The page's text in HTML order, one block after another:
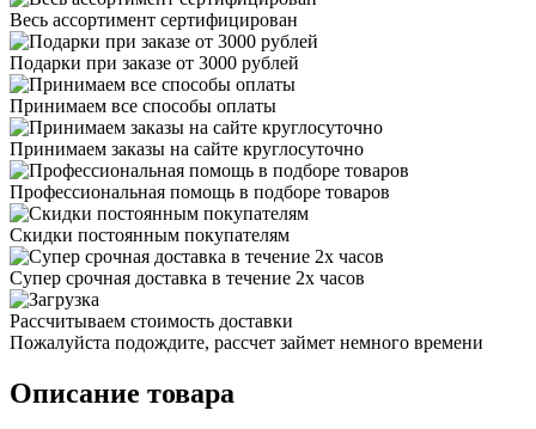
Весь ассортимент сертифицирован
Подарки при заказе от 3000 рублей
Принимаем все способы оплаты
Принимаем заказы на сайте круглосуточно
Профессиональная помощь в подборе товаров
Скидки постоянным покупателям
Супер срочная доставка в течение 2х часов
Рассчитываем стоимость доставки
Пожалуйста подождите, рассчет займет немного времени
Описание товара